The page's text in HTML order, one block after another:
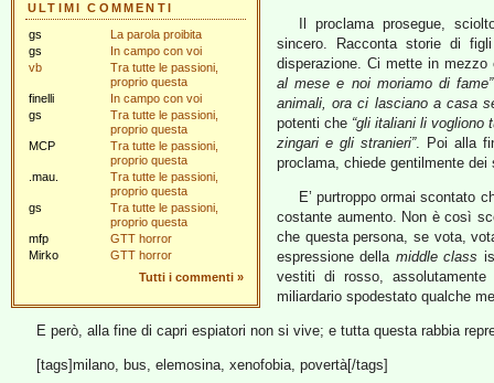
ULTIMI COMMENTI
gs
La parola proibita
gs
In campo con voi
vb
Tra tutte le passioni,
proprio questa
finelli
In campo con voi
gs
Tra tutte le passioni,
proprio questa
MCP
Tra tutte le passioni,
proprio questa
.mau.
Tra tutte le passioni,
proprio questa
gs
Tra tutte le passioni,
proprio questa
mfp
GTT horror
Mirko
GTT horror
Tutti i commenti »
Il proclama prosegue,
sincero. Racconta storie di
disperazione. Ci mette in
al mese e noi moriamo di fame”
animali, ora ci lasciano a casa
potenti che “gli italiani li vogliono
zingari e gli stranieri”. Poi alla
proclama, chiede gentilmente
E’ purtroppo ormai scontato
costante aumento. Non è così
che questa persona, se vota,
espressione della middle class
vestiti di rosso,
miliardario spodestato qualche
E però, alla fine di capri espiatori non si vive; e tutta questa rabbia
[tags]milano, bus, elemosina, xenofobia, povertà[/tags]